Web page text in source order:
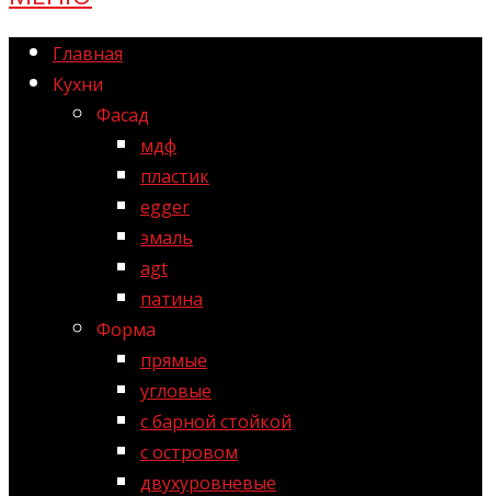
Главная
Кухни
Фасад
мдф
пластик
egger
эмаль
agt
патина
Форма
прямые
угловые
с барной стойкой
с островом
двухуровневые